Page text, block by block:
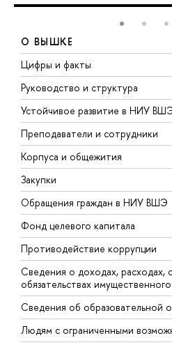
О ВЫШКЕ
Цифры и факты
Руководство и структура
Устойчивое развитие в НИУ
Преподаватели и сотрудники
Корпуса и общежития
Закупки
Обращения граждан в НИУ ВШЭ
Фонд целевого капитала
Противодействие коррупции
Сведения о доходах, расходах,
обязательствах
Сведения об образовательной
Людям с ограниченными